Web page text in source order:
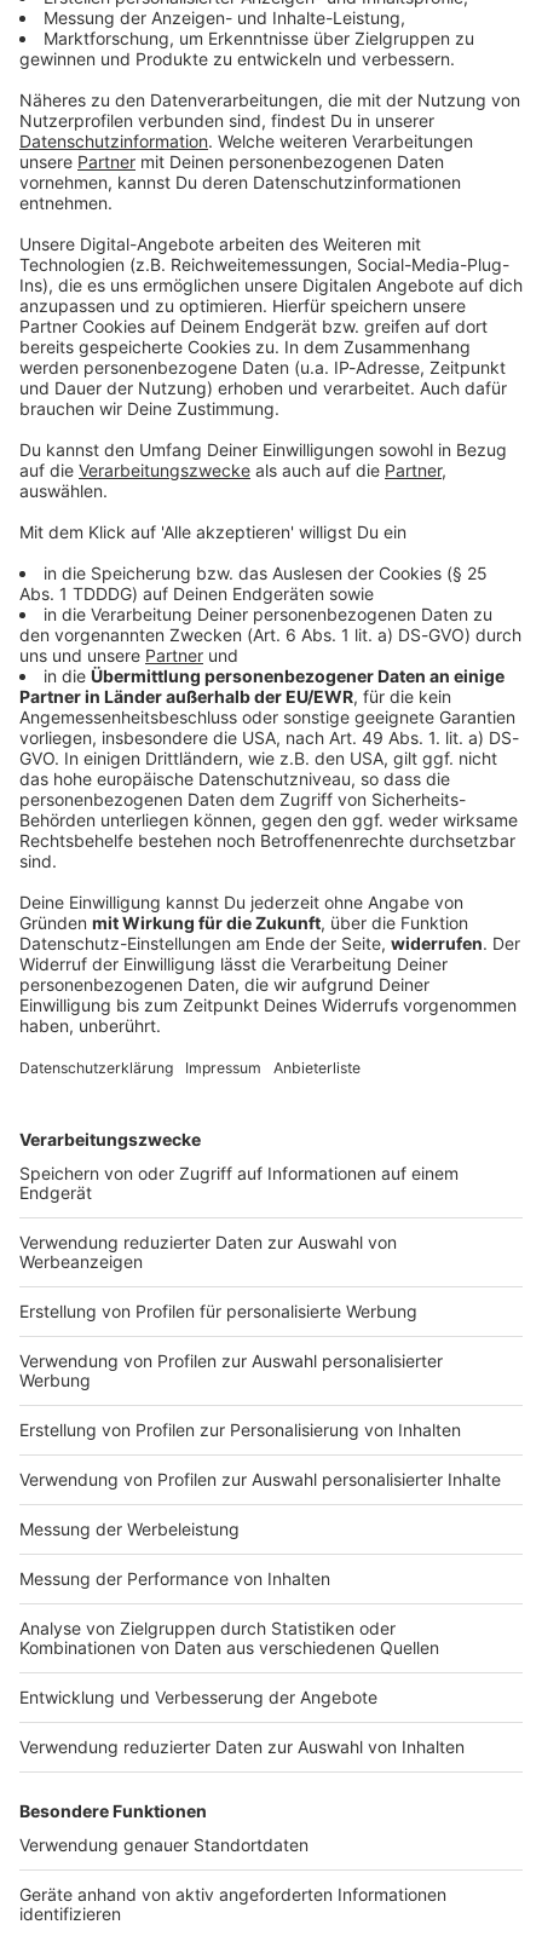
Du möchtest uns etwas sagen?
Kontaktformular
Sprachnachricht
© dpa-infocom, dpa:260516-930-88192/2
DAS KÖNNTE DICH AUCH INTERESSIEREN
Bayern
Schneizlreuth gehen weiter
Das Feuer im Berchtesgadener Land ist noch nicht
gelöscht. Was die Einsatzkräfte nun überlegen.
DEINE GEMERKTEN ARTIKEL
Du hast dir noch keine Artikel gemerkt
Markiere sie hierfür mit einem
Impressum
Nutzungsbedingungen
Jobs
Presse
Werben
Archiv
ANTENNE BAYERN GROUP
Stiftung ANTENNE BAYERN
Kontakt
Studio-Hotline
Verkehrs-Hotline
Newsletter